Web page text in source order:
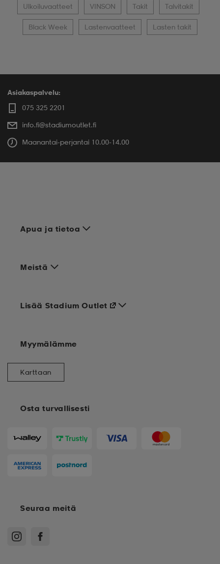
Ulkoiluvaatteet VINSON Takit Talvitakit
Black Week Lastenvaatteet Lasten takit
Asiakaspalvelu:
075 325 2201
info.fi@stadiumoutlet.fi
Maanantai-perjantai 10.00-14.00
Apua ja tietoa
Meistä
Osta turvallisesti
Lisää Stadium Outlet
Myymälämme
Karttaan
Seuraa meitä